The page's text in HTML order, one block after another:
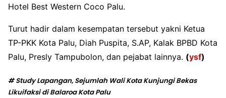
Hotel Best Western Coco Palu.
Turut hadir dalam kesempatan tersebut yakni Ketua
TP-PKK Kota Palu, Diah Puspita, S.AP, Kalak BPBD Kota
Palu, Presly Tampubolon, dan pejabat lainnya. (ysf)
# Study Lapangan, Sejumlah Wali Kota Kunjungi Bekas
Likuifaksi di Balaroa Kota Palu